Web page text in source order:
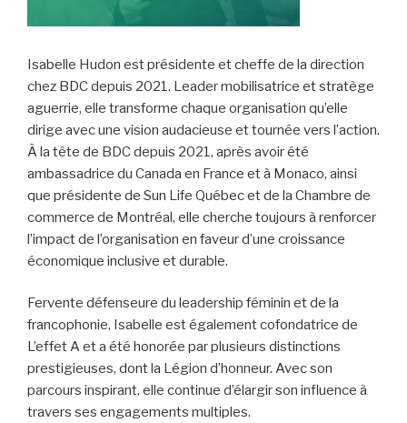
Isabelle Hudon est présidente et cheffe de la direction
chez BDC depuis 2021. Leader mobilisatrice et stratège
aguerrie, elle transforme chaque organisation qu’elle
dirige avec une vision audacieuse et tournée vers l’action.
À la tête de BDC depuis 2021, après avoir été
ambassadrice du Canada en France et à Monaco, ainsi
que présidente de Sun Life Québec et de la Chambre de
commerce de Montréal, elle cherche toujours à renforcer
l’impact de l’organisation en faveur d’une croissance
économique inclusive et durable.
Fervente défenseure du leadership féminin et de la
francophonie, Isabelle est également cofondatrice de
L’effet A et a été honorée par plusieurs distinctions
prestigieuses, dont la Légion d’honneur. Avec son
parcours inspirant, elle continue d’élargir son influence à
travers ses engagements multiples.